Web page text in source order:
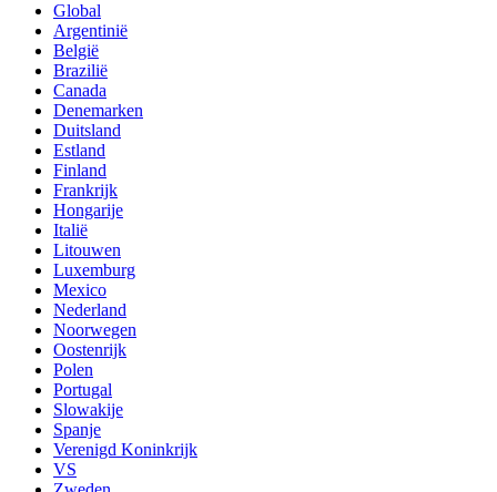
Global
Argentinië
België
Brazilië
Canada
Denemarken
Duitsland
Estland
Finland
Frankrijk
Hongarije
Italië
Litouwen
Luxemburg
Mexico
Nederland
Noorwegen
Oostenrijk
Polen
Portugal
Slowakije
Spanje
Verenigd Koninkrijk
VS